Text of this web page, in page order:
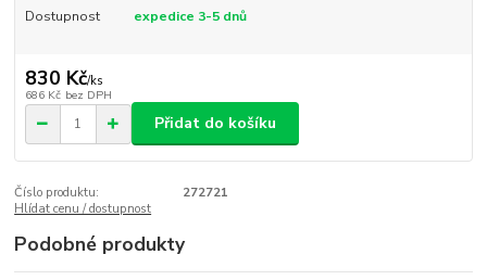
Dostupnost expedice 3-5 dnů
830 Kč/ks
686 Kč bez DPH
Přidat do košíku
Číslo produktu:
272721
Hlídat cenu / dostupnost
Podobné produkty